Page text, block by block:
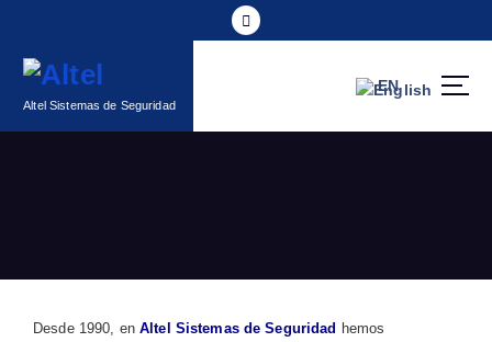
Altel Sistemas de Seguridad
EN
Desde 1990, en Altel Sistemas de Seguridad hemos